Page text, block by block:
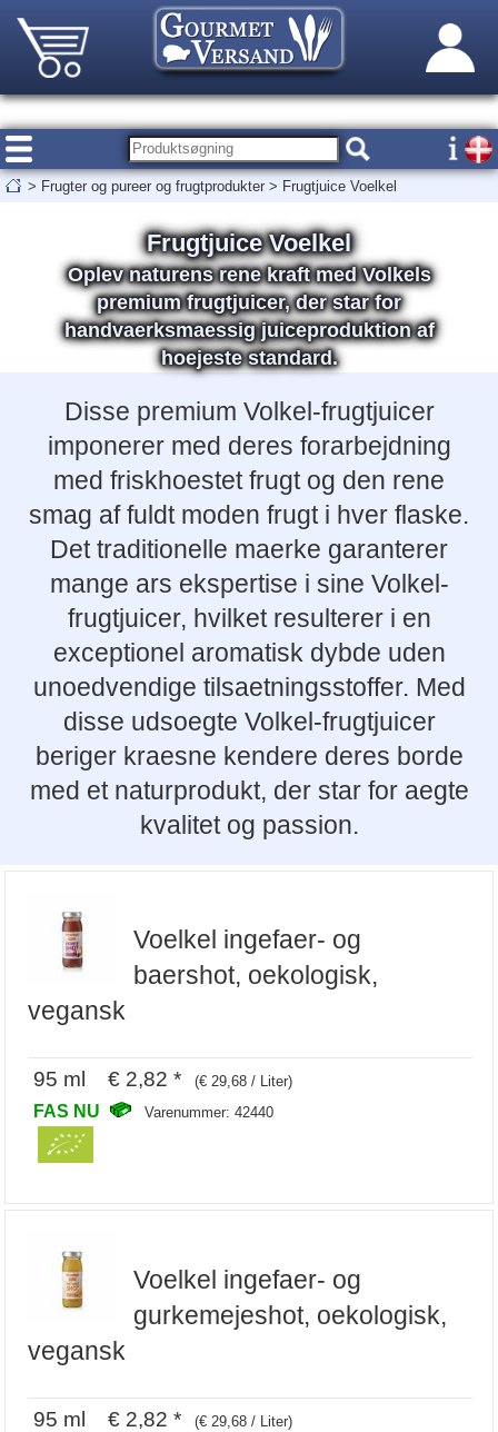
> Frugter og pureer og frugtprodukter > Frugtjuice Voelkel
Frugtjuice Voelkel
Oplev naturens rene kraft med Volkels
premium frugtjuicer, der star for
handvaerksmaessig juiceproduktion af
hoejeste standard.
Disse premium Volkel-frugtjuicer
imponerer med deres forarbejdning
med friskhoestet frugt og den rene
smag af fuldt moden frugt i hver flaske.
Det traditionelle maerke garanterer
mange ars ekspertise i sine Volkel-
frugtjuicer, hvilket resulterer i en
exceptionel aromatisk dybde uden
unoedvendige tilsaetningsstoffer. Med
disse udsoegte Volkel-frugtjuicer
beriger kraesne kendere deres borde
med et naturprodukt, der star for aegte
kvalitet og passion.
Voelkel ingefaer- og
baershot, oekologisk,
vegansk
95 ml € 2,82 * (€ 29,68 / Liter)
FAS NU Varenummer: 42440
Voelkel ingefaer- og
gurkemejeshot, oekologisk,
vegansk
95 ml € 2,82 * (€ 29,68 / Liter)